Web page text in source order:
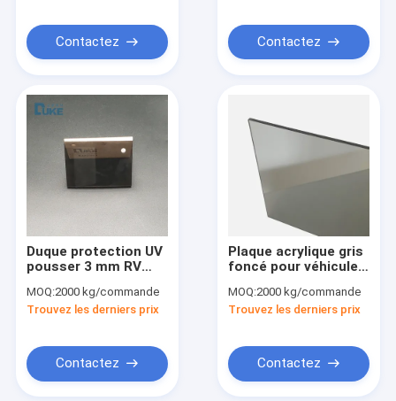
Au sujet de nous
Visite d'usine
Contrôle de qualité
Demandez une citation
Contactez Contactez
Duque protection UV
pousser 3 mm RV
acrylique OEM
MOQ:2000 kg/commande
Trouvez les derniers prix
Contactez
Plaque acrylique gris
foncé pour véhicules
MOQ:2000 kg/commande
Trouvez les derniers prix
Contactez